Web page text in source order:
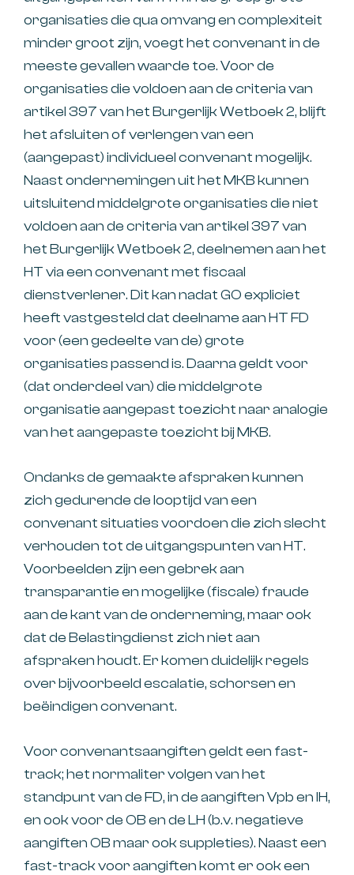
organisaties die qua omvang en complexiteit
minder groot zijn, voegt het convenant in de
meeste gevallen waarde toe. Voor de
organisaties die voldoen aan de criteria van
artikel 397 van het Burgerlijk Wetboek 2, blijft
het afsluiten of verlengen van een
(aangepast) individueel convenant mogelijk.
Naast ondernemingen uit het MKB kunnen
uitsluitend middelgrote organisaties die niet
voldoen aan de criteria van artikel 397 van
het Burgerlijk Wetboek 2, deelnemen aan het
HT via een convenant met fiscaal
dienstverlener. Dit kan nadat GO expliciet
heeft vastgesteld dat deelname aan HT FD
voor (een gedeelte van de) grote
organisaties passend is. Daarna geldt voor
(dat onderdeel van) die middelgrote
organisatie aangepast toezicht naar analogie
van het aangepaste toezicht bij MKB.
Ondanks de gemaakte afspraken kunnen
zich gedurende de looptijd van een
convenant situaties voordoen die zich slecht
verhouden tot de uitgangspunten van HT.
Voorbeelden zijn een gebrek aan
transparantie en mogelijke (fiscale) fraude
aan de kant van de onderneming, maar ook
dat de Belastingdienst zich niet aan
afspraken houdt. Er komen duidelijk regels
over bijvoorbeeld escalatie, schorsen en
beëindigen convenant.
Voor convenantsaangiften geldt een fast-
track; het normaliter volgen van het
standpunt van de FD, in de aangiften Vpb en IH,
en ook voor de OB en de LH (b.v. negatieve
aangiften OB maar ook suppleties). Naast een
fast-track voor aangiften komt er ook een